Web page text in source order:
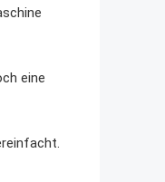
eine